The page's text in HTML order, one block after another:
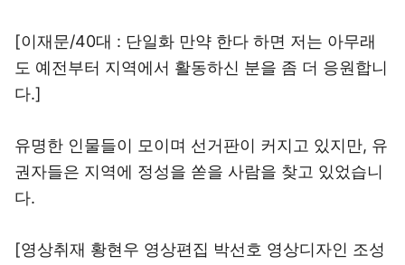
[이재문/40대 : 단일화 만약 한다 하면 저는 아무래
도 예전부터 지역에서 활동하신 분을 좀 더 응원합니
다.]
유명한 인물들이 모이며 선거판이 커지고 있지만, 유
권자들은 지역에 정성을 쏟을 사람을 찾고 있었습니
다.
[영상취재 황현우 영상편집 박선호 영상디자인 조성